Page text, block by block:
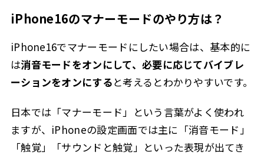
iPhone16のマナーモードのやり方は？
iPhone16でマナーモードにしたい場合は、基本的に
は消音モードをオンにして、必要に応じてバイブレ
ーションをオンにすると考えるとわかりやすいです。
日本では「マナーモード」という言葉がよく使われ
ますが、iPhoneの設定画面では主に「消音モード」
「触覚」「サウンドと触覚」といった表現が出てき